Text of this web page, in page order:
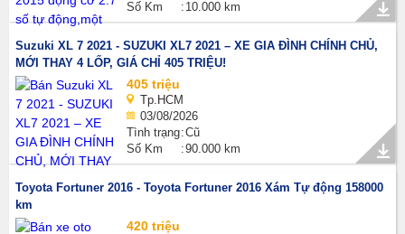
Số Km
10.000 km
Suzuki XL 7 2021 - SUZUKI XL7 2021 – XE GIA ĐÌNH CHÍNH CHỦ,
MỚI THAY 4 LỐP, GIÁ CHỈ 405 TRIỆU!
405 triệu
Tp.HCM
03/08/2026
Tình trạng Cũ
Số Km
90.000 km
Toyota Fortuner 2016 - Toyota Fortuner 2016 Xám Tự động 158000
km
420 triệu